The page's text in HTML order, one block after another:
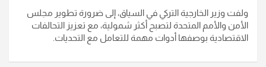
ولفت وزير الخارجية التركي في السياق، إلى ضرورة تطوير مجلس
الأمن والأمم المتحدة لتصبح أكثر شمولية، مع تعزيز التحالفات
الاقتصادية بوصفها أدوات مهمة للتعامل مع التحديات.